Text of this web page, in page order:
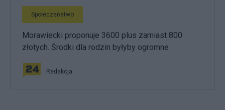
Społeczeństwo
Morawiecki proponuje 3600 plus zamiast 800
złotych. Środki dla rodzin byłyby ogromne
Redakcja